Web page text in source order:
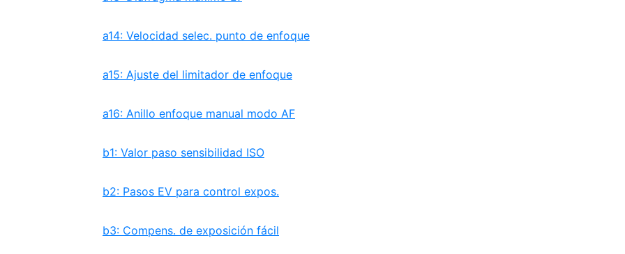
a14: Velocidad selec. punto de enfoque
a15: Ajuste del limitador de enfoque
a16: Anillo enfoque manual modo AF
b1: Valor paso sensibilidad ISO
b2: Pasos EV para control expos.
b3: Compens. de exposición fácil